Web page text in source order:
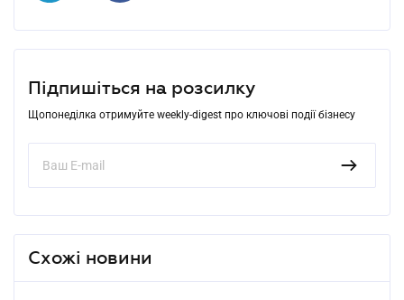
Підпишіться на розсилку
Щопонеділка отримуйте weekly-digest про ключові події бізнесу
Схожі новини